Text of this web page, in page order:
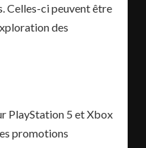
Celles-ci peuvent être
des
PlayStation 5 et Xbox
promotions